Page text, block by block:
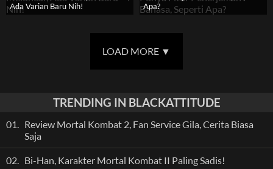
Ada Varian Baru Nih!
Apa?
LOAD MORE ▼
TRENDING IN BLACKATTITUDE
01. Review Mortal Kombat 2, Fan Service Gila, Cerita Biasa
Saja
02. Bi-Han, Karakter Mortal Kombat II Paling Sadis!